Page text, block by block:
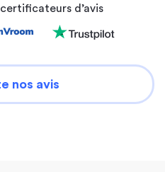
d’avis
nos avis